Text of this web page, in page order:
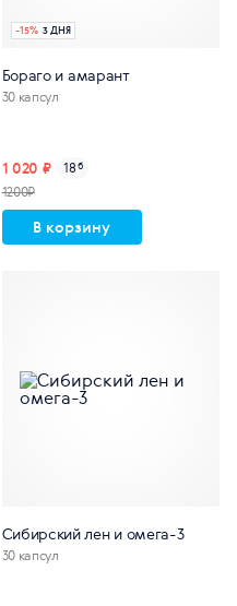
-15% 3 ДНЯ
Бораго и амарант
30 капсул
1 020 ₽ 18б
1200₽
В корзину
Сибирский лен и омега-3
30 капсул